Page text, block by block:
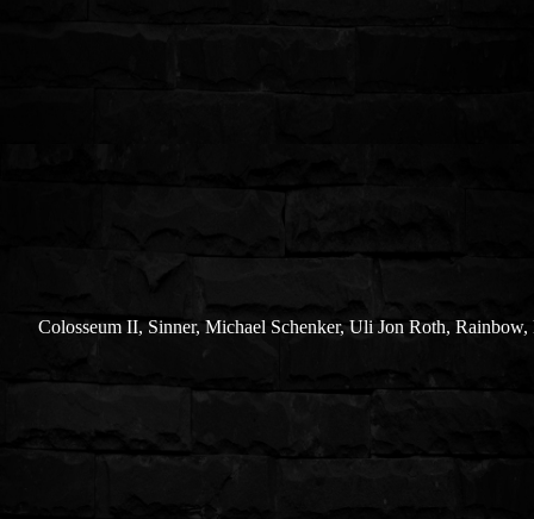
Colosseum II, Sinner, Michael Schenker, Uli Jon Roth,